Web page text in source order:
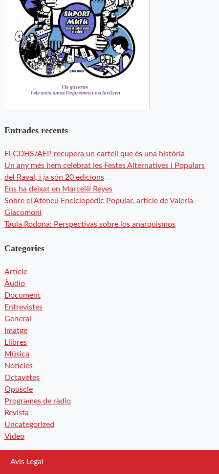
Entrades recents
El CDHS/AEP recupera un cartell que és una història
Un any més hem celebrat les Festes Alternatives i Populars
del Raval, i ja són 20 edicions
Ens ha deixat en Marcel·lí Reyes
Sobre el Ateneu Enciclopèdic Popular, article de Valeria
Giacomoni
Taula Rodona: Perspectivas sobre los anarquismos
Categories
Article
Àudio
Document
Entrevistes
General
Imatge
Llibres
Música
Notícies
Octavetes
Opuscle
Programes de ràdio
Revista
Uncategorized
Video
Avís Legal